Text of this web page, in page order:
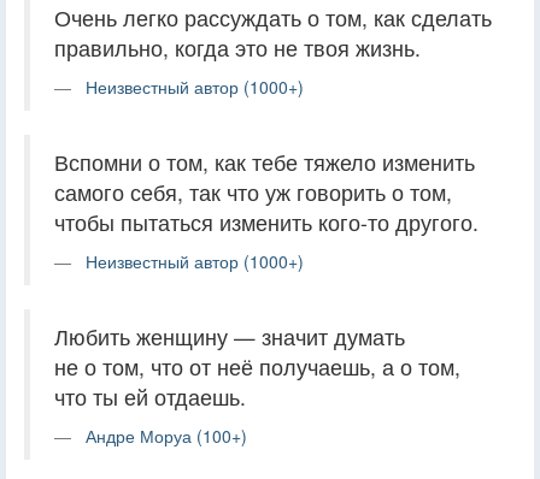
Очень легко рассуждать о том, как сделать
правильно, когда это не твоя жизнь.
Неизвестный автор (1000+)
Вспомни о том, как тебе тяжело изменить
самого себя, так что уж говорить о том,
чтобы пытаться изменить кого-то другого.
Неизвестный автор (1000+)
Любить женщину — значит думать
не о том, что от неё получаешь, а о том,
что ты ей отдаешь.
Андре Моруа (100+)